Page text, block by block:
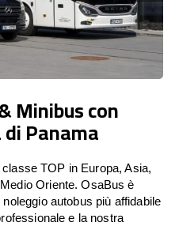
Minibus con
Panama
TOP in Europa, Asia,
Oriente. OsaBus è
autobus più affidabile
e la nostra